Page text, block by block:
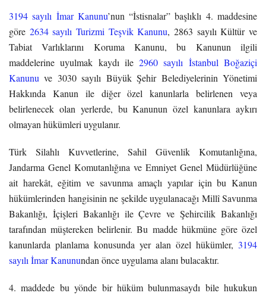
3194 sayılı İmar Kanunu’nun “İstisnalar” başlıklı 4. maddesine
göre 2634 sayılı Turizmi Teşvik Kanunu, 2863 sayılı Kültür ve
Tabiat Varlıklarını Koruma Kanunu, bu Kanunun ilgili
maddelerine uyulmak kaydı ile2960 sayılı İstanbul Boğaziçi
Kanunu ve 3030 sayılı Büyük Şehir Belediyelerinin Yönetimi
Hakkında Kanun ile diğer özel kanunlarla belirlenen veya
belirlenecek olan yerlerde, bu Kanunun özel kanunlara aykırı
olmayan hükümleri uygulanır.
Türk Silahlı Kuvvetlerine, Sahil Güvenlik Komutanlığına,
Jandarma Genel Komutanlığına ve Emniyet Genel Müdürlüğüne
ait harekât, eğitim ve savunma amaçlı yapılar için bu Kanun
hükümlerinden hangisinin ne şekilde uygulanacağı Millî Savunma
Bakanlığı, İçişleri Bakanlığı ile Çevre ve Şehircilik Bakanlığı
tarafından müştereken belirlenir. Bu madde hükmüne göre özel
kanunlarda planlama konusunda yer alan özel hükümler, 3194
sayılı İmar Kanunundan önce uygulama alanı bulacaktır.
4. maddede bu yönde bir hüküm bulunmasaydı bile hukukun